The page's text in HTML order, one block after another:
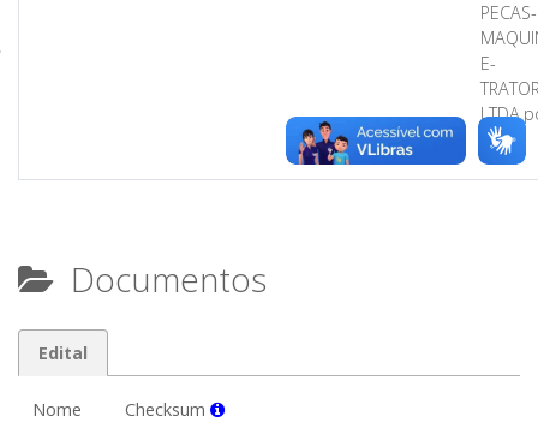
PECAS-
E-
Documentos
Edital
Nome Checksum